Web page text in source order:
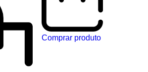
Comprar produto